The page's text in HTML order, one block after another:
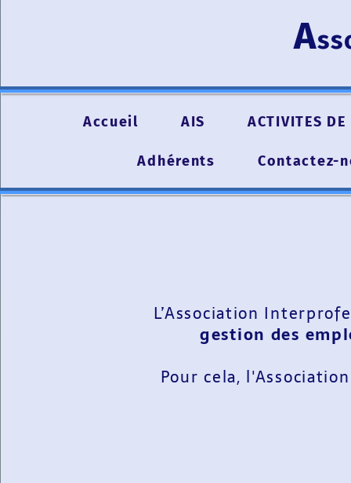
A
Accueil AIS ACTIVITES DE
Adhérents Contactez-
L’Association
gestion des
Pour cela,